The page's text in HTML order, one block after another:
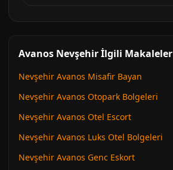
Avanos Nevşehir İlgili Makaleler
Nevşehir Avanos Misafir Bayan
Nevşehir Avanos Otopark Bolgeleri
Nevşehir Avanos Otel Escort
Nevşehir Avanos Luks Otel Bolgeleri
Nevşehir Avanos Genc Eskort